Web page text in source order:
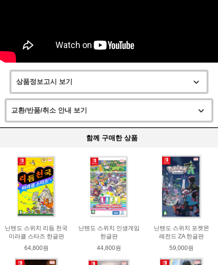
상품정보고시 보기
교환/반품/취소 안내 보기
함께 구매한 상품
닌텐도 스위치 리듬 천국
미라클 스타즈 한글판
64,800원
닌텐도 스위치 인생게임
한글판
44,800원
닌텐도 스위치 포켓몬
레전드 ZA 한글판
59,000원